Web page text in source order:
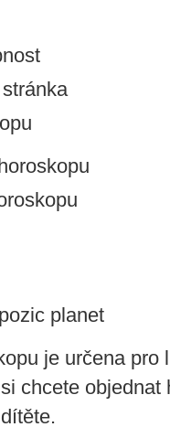
planet
je určena pro
chcete